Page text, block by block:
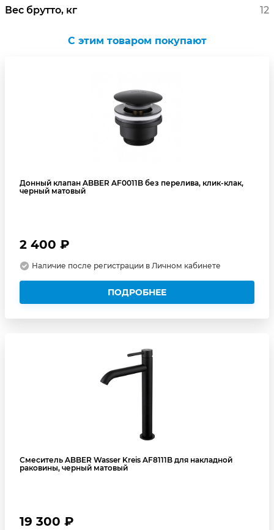
Вес брутто, кг 12
C этим товаром покупают
Донный клапан ABBER AF0011B без перелива, клик-клак,
черный матовый
2 400 ₽
Наличие после регистрации в Личном кабинете
ПОДРОБНЕЕ
Смеситель ABBER Wasser Kreis AF8111B для накладной
раковины, черный матовый
19 300 ₽